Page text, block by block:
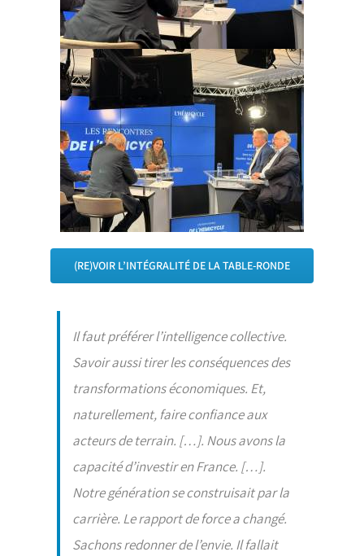
(RE)VOIR L’INTÉGRALITÉ DE LA TABLE-RONDE
Il faut préférer l’intelligence collective.
Savoir aussi tirer les conséquences des
transformations économiques. Et,
naturellement, faire confiance aux
acteurs de terrain. […]. Nous avons la
capacité d’investir en France. […].
Notre génération se construisait par la
carrière. Le rapport de force a changé.
Sachons redonner de l’envie. Il fallait